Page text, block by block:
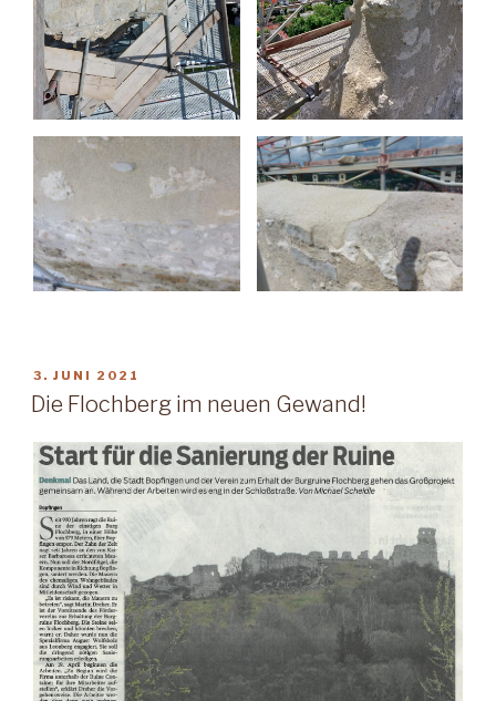
VERÖFFENTLICHT
AM
3. JUNI 2021
Die Flochberg im neuen Gewand!